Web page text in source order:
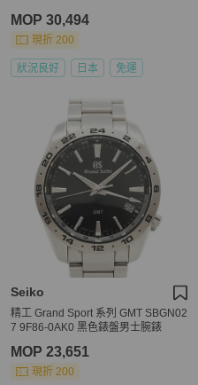
MOP 30,494
現折 200
狀況良好 日本 免運
Seiko
精工 Grand Sport 系列 GMT SBGN02
7 9F86-0AK0 黑色錶盤男士腕錶
MOP 23,651
現折 200